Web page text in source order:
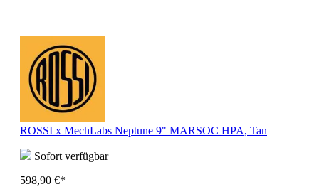
ROSSI x MechLabs Neptune 9" MARSOC HPA, Tan
Sofort verfügbar
598,90 €*